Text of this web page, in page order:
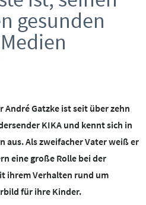
gesunden
André Gatzke ist seit über zehn
KIKA und kennt sich in
aus. Als zweifacher Vater weiß er
eine große Rolle bei der
ihrem Verhalten rund um
für ihre Kinder.